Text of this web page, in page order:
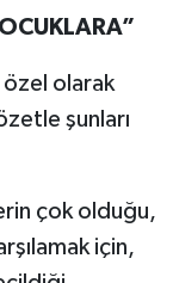
özel olarak
şunları
çok olduğu,
için,